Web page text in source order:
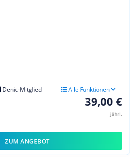
Denic-Mitglied Alle Funktionen
39,00 €
jährl.
ZUM ANGEBOT